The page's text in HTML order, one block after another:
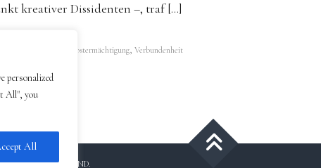
personalized
All", you
All
kreativer Dissidenten –, traf […]
Selbstermächtigung, Verbundenheit
Lizenz: CC BY NC ND.